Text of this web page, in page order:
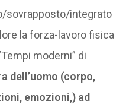
sovrapposto/integrato
la forza-lavoro fisica
moderni” di
dell’uomo (corpo,
emozioni,) ad